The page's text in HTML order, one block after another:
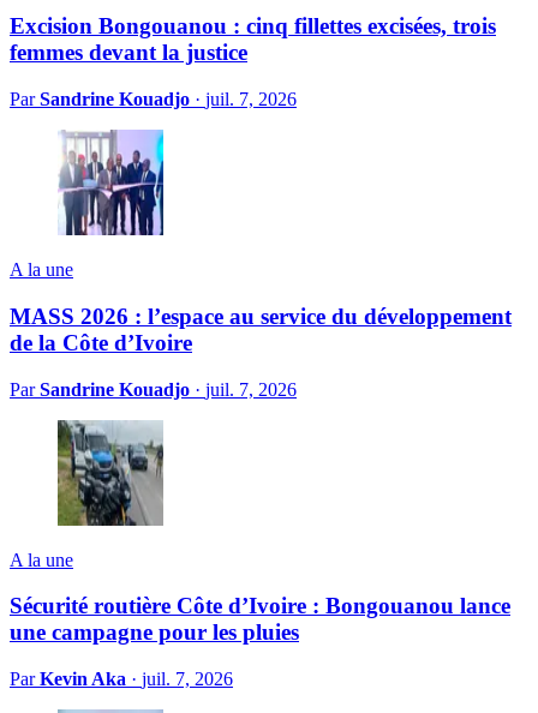
Excision Bongouanou : cinq fillettes excisées, trois
femmes devant la justice
ParSandrine Kouadjo · juil. 7, 2026
A la une
MASS 2026 : l’espace au service du développement
de la Côte d’Ivoire
ParSandrine Kouadjo · juil. 7, 2026
A la une
Sécurité routière Côte d’Ivoire : Bongouanou lance
une campagne pour les pluies
ParKevin Aka · juil. 7, 2026